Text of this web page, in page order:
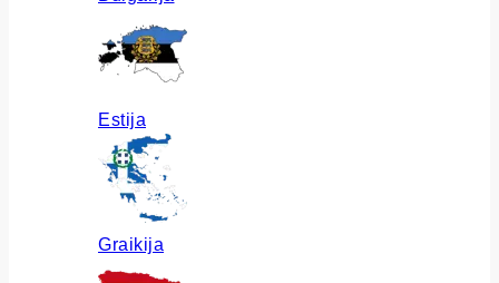
Estija
Graikija